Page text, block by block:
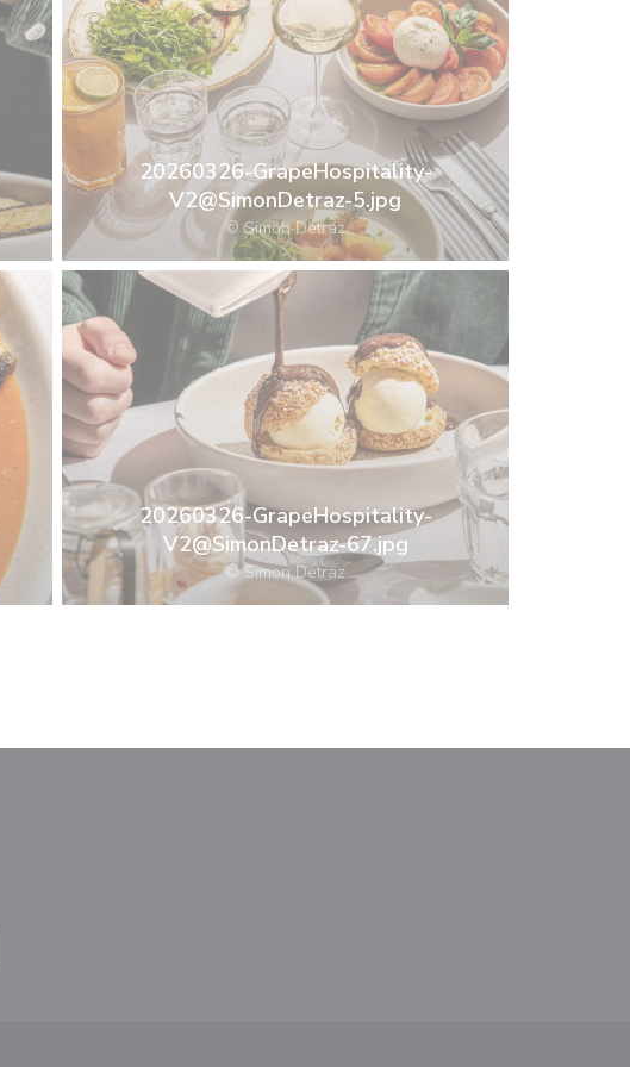
20260326-GrapeHospitality-
V2@SimonDetraz-5.jpg
© Simon Detraz
20260326-GrapeHospitality-
V2@SimonDetraz-67.jpg
© Simon Detraz
et nytt vindu))
i et nytt vindu))